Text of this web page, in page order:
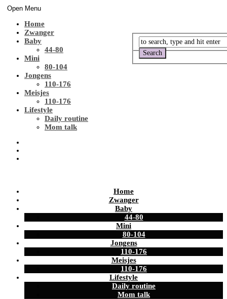
Open Menu
Home
Zwanger
Baby
44-80
Mini
80-104
Jongens
110-176
Meisjes
110-176
Lifestyle
Daily routine
Mom talk
Home
Zwanger
Baby
44-80
Mini
80-104
Jongens
110-176
Meisjes
110-176
Lifestyle
Daily routine
Mom talk